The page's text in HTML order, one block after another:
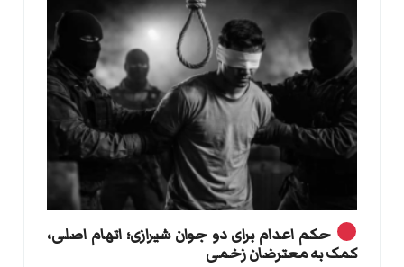
حکم اعدام برای دو جوان شیرازی؛ اتهام اصلی،
کمک به معترضان زخمی